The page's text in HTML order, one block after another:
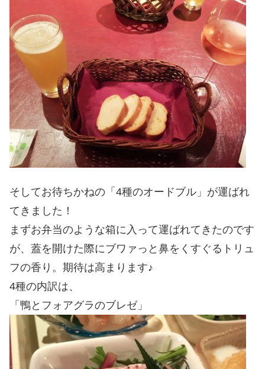
そしてお待ちかねの「4種のオードブル」が運ばれ
てきました！
まずお弁当のような箱に入って運ばれてきたのです
が、蓋を開けた際にブワァっと鼻をくすぐるトリュ
フの香り。期待は高まります♪
4種の内訳は、
「鴨とフォアグラのブレゼ」